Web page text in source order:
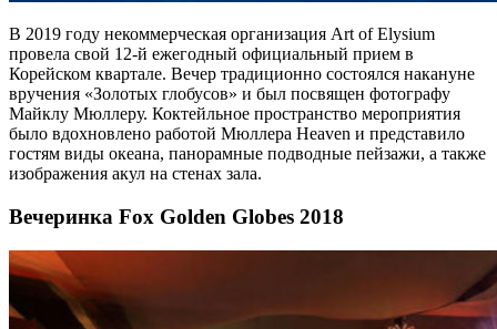
В 2019 году некоммерческая организация Art of Elysium
провела свой 12-й ежегодный официальный прием в
Корейском квартале. Вечер традиционно состоялся накануне
вручения «Золотых глобусов» и был посвящен фотографу
Майклу Мюллеру. Коктейльное пространство мероприятия
было вдохновлено работой Мюллера Heaven и представило
гостям виды океана, панорамные подводные пейзажи, а также
изображения акул на стенах зала.
Вечеринка Fox Golden Globes 2018